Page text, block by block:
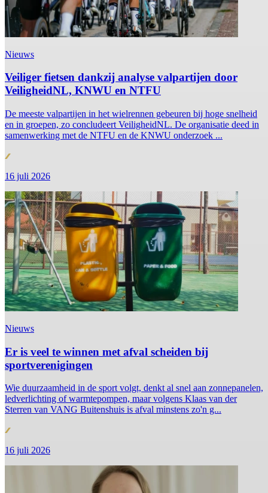
Nieuws
Veiliger fietsen dankzij analyse valpartijen door
VeiligheidNL, KNWU en NTFU
De meeste valpartijen in het wielrennen gebeuren bij hoge snelheid
en in groepen, zo concludeert VeiligheidNL. De organisatie deed in
samenwerking met de NTFU en de KNWU onderzoek ...
16 juli 2026
Nieuws
Er is veel te winnen met afval scheiden bij
sportverenigingen
Wie duurzaamheid in de sport volgt, denkt al snel aan zonnepanelen,
ledverlichting of warmtepompen, maar volgens Klaas van der
Sterren van VANG Buitenshuis is afval minstens zo'n g...
16 juli 2026